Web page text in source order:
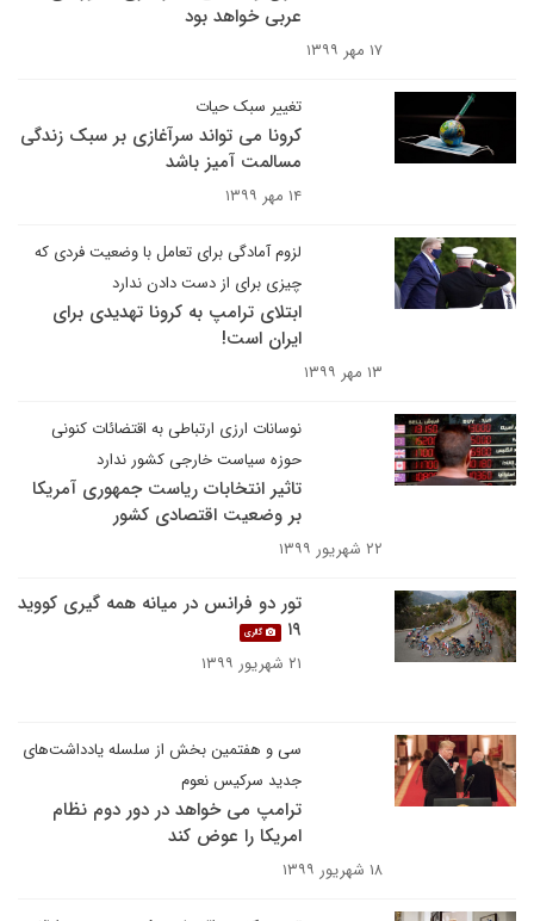
عربی خواهد بود
۱۷ مهر ۱۳۹۹
تغییر سبک حیات
کرونا می تواند سرآغازی بر سبک زندگی
مسالمت آمیز باشد
۱۴ مهر ۱۳۹۹
لزوم آمادگی برای تعامل با وضعیت فردی که
چیزی برای از دست دادن ندارد
ابتلای ترامپ به کرونا تهدیدی برای
ایران است!
۱۳ مهر ۱۳۹۹
نوسانات ارزی ارتباطی به اقتضائات کنونی
حوزه سیاست خارجی کشور ندارد
تاثیر انتخابات ریاست جمهوری آمریکا
بر وضعیت اقتصادی کشور
۲۲ شهریور ۱۳۹۹
تور دو فرانس در میانه همه گیری کووید
۱۹
گالری
۲۱ شهریور ۱۳۹۹
سی و هفتمین بخش از سلسله یادداشت‌های
جدید سرکیس نعوم
ترامپ می خواهد در دور دوم نظام
امریکا را عوض کند
۱۸ شهریور ۱۳۹۹